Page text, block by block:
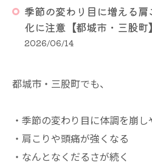
季節の変わり目に増える
化に注意【都城市・三股町】
2026/06/14
都城市・三股町でも、
・季節の変わり目に体調を崩し
・肩こりや頭痛が強くなる
・なんとなくだるさが続く